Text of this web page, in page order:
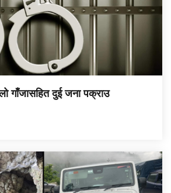
गाँजासहित दुई जना पक्राउ